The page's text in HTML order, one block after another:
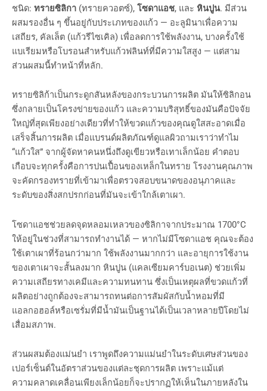
ชนิด: ทรายซิลิกา (ทรายควอตซ์), โซดาแอช, และ หินปูน. มีส่วน
ผสมรองอื่น ๆ ขึ้นอยู่กับประเภทของแก้ว — อะลูมินาเพื่อความ
เสถียร, คัลเล็ต (แก้วรีไซเคิล) เพื่อลดการใช้พลังงาน, บางครั้งใช้
แบเรียมหรือโบรอนสำหรับแก้วฟลินท์ที่มีความใสสูง — แต่สาม
ส่วนผสมนี้ทำหน้าที่หลัก.
ทรายซิลิก้าเป็นกระดูกสันหลังของกระบวนการผลิต มันให้ซิลิกอน
ซึ่งกลายเป็นโครงข่ายของแก้ว และความบริสุทธิ์ของมันคือปัจจัย
ใหญ่ที่สุดเพียงอย่างเดียวที่ทำให้ขวดแก้วของคุณดูใสสะอาดเมื่อ
เสร็จสิ้นการผลิต เมื่อแบรนด์ผลิตภัณฑ์ดูแลผิวถามเราว่าทำไม
“แก้วใส” จากผู้จัดหาคนหนึ่งถึงดูเขียวหรือเทาเล็กน้อย คำตอบ
เกือบจะทุกครั้งคือการปนเปื้อนของเหล็กในทราย โรงงานคุณภาพ
จะคัดกรองทรายที่เข้ามาเพื่อตรวจสอบขนาดของอนุภาคและ
ระดับของสิ่งสกปรกก่อนที่มันจะเข้าใกล้เตาเผา.
โซดาแอชช่วยลดจุดหลอมเหลวของซิลิกาจากประมาณ 1700°C
ให้อยู่ในช่วงที่สามารถทำงานได้ — หากไม่มีโซดาแอช คุณจะต้อง
ใช้เตาเผาที่ร้อนกว่ามาก ใช้พลังงานมากกว่า และอายุการใช้งาน
ของเตาเผาจะสั้นลงมาก หินปูน (แคลเซียมคาร์บอเนต) ช่วยเพิ่ม
ความเสถียรทางเคมีและความทนทาน ซึ่งเป็นเหตุผลที่ขวดแก้วที่
ผลิตอย่างถูกต้องจะสามารถทนต่อการสัมผัสกับน้ำหอมที่มี
แอลกอฮอล์หรือเซรั่มที่มีน้ำมันเป็นฐานได้เป็นเวลาหลายปีโดยไม่
เสื่อมสภาพ.
ส่วนผสมต้องแม่นยำ เราพูดถึงความแม่นยำในระดับเศษส่วนของ
เปอร์เซ็นต์ในอัตราส่วนของแต่ละชุดการผลิต เพราะแม้แต่
ความคลาดเคลื่อนเพียงเล็กน้อยก็จะปรากฏให้เห็นในภายหลังใน